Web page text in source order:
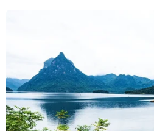
Tây Ban Nha triệt phá đường
buôn người xuyên Địa Trung